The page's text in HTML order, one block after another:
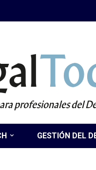
profesionales del
GESTIÓN DEL